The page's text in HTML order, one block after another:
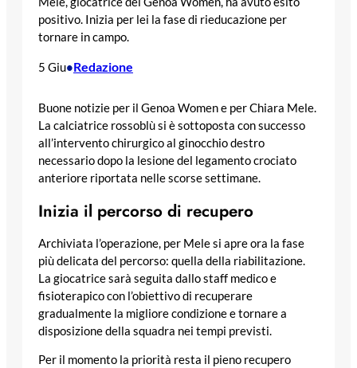
positivo. Inizia per lei la fase di rieducazione per
tornare in campo.
5 Giu•Redazione
Buone notizie per il Genoa Women e per Chiara Mele.
La calciatrice rossoblù si è sottoposta con successo
all’intervento chirurgico al ginocchio destro
necessario dopo la lesione del legamento crociato
anteriore riportata nelle scorse settimane.
Inizia il percorso di recupero
Archiviata l’operazione, per Mele si apre ora la fase
più delicata del percorso: quella della riabilitazione.
La giocatrice sarà seguita dallo staff medico e
fisioterapico con l’obiettivo di recuperare
gradualmente la migliore condizione e tornare a
disposizione della squadra nei tempi previsti.
Per il momento la priorità resta il pieno recupero